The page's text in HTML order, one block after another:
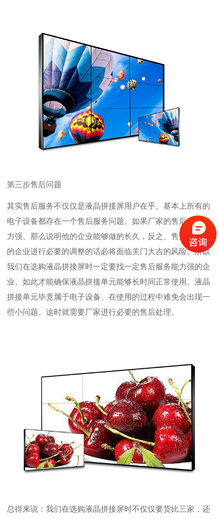
第三步售后问题
其实售后服务不仅仅是液晶拼接屏用户在乎。基本上所有的
电子设备都存在一个售后服务问题。如果厂家的售后服务能
力强、那么说明他的企业能够做的长久，反之、售后能力差
的企业进行必要的调整的话必将面临关门大吉的风险。所以
我们在选购液晶拼接屏时一定要找一定售后服务能力强的企
业、如此才能确保液晶拼接单元能够长时间正常使用。液晶
拼接单元毕竟属于电子设备、在使用的过程中难免会出现一
些小问题。这时就需要厂家进行必要的售后处理。
总得来说：我们在选购液晶拼接屏时不仅仅要货比三家，还